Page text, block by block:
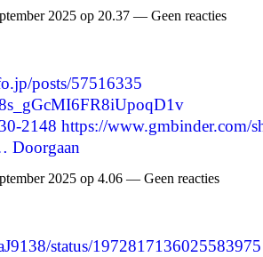
2025 op 20.37 — Geen reacties
posts/57516335
2148 https://www.gmbinder.com/
Doorgaan
2025 op 4.06 — Geen reacties
status/1972817136025583975